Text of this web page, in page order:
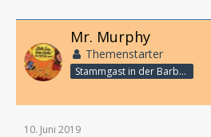
Mr. Murphy
Themenstarter
Stammgast in der Barbarabar
10. Juni 2019